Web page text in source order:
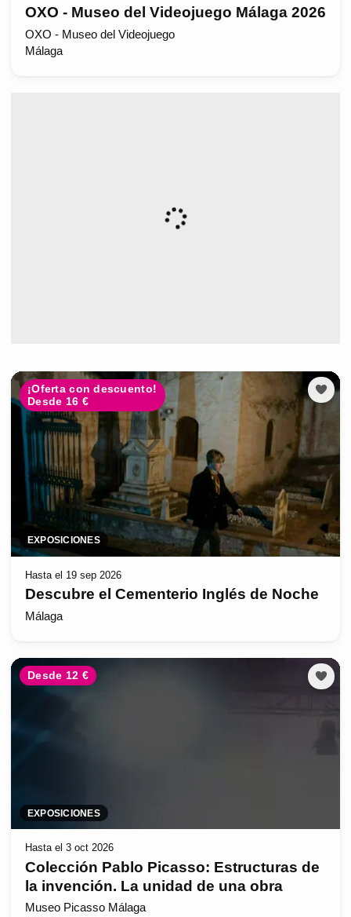
OXO - Museo del Videojuego Málaga 2026
OXO - Museo del Videojuego
Málaga
¡Oferta con descuento!
Desde 16 €
EXPOSICIONES
Hasta el 19 sep 2026
Descubre el Cementerio Inglés de Noche
Málaga
Desde 12 €
EXPOSICIONES
Hasta el 3 oct 2026
Colección Pablo Picasso: Estructuras de
la invención. La unidad de una obra
Museo Picasso Málaga